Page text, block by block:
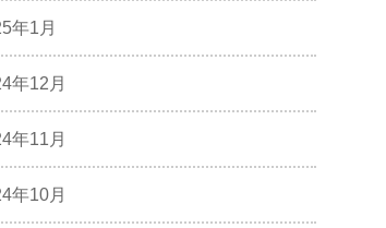
年1月
年12月
年11月
年10月